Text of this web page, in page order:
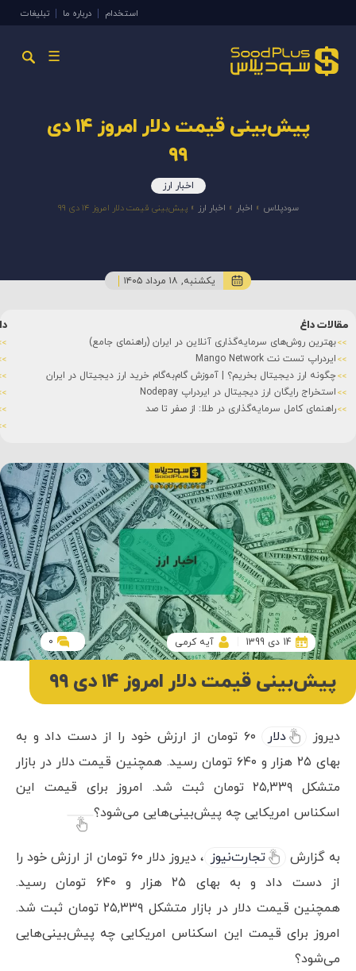
استخدام درباره ما تبلیغات
☰
پیش‌بینی قیمت دلار امروز ۱۴ دی
۹۹
اخبار ارز
سودپلاس » اخبار » اخبار ارز »پیش‌بینی قیمت دلار امروز ۱۴ دی ۹۹
یکشنبه, ۱۸ مرداد ۱۴۰۵
مقالات داغ
بهترین روش‌های سرمایه‌گذاری آنلاین در ایران (راهنمای جامع)
ایردراپ تست نت Mango Network
چگونه ارز دیجیتال بخریم؟ | آموزش گام‌به‌گام خرید ارز دیجیتال در ایران
استخراج رایگان ارز دیجیتال در ایردراپ Nodepay
راهنمای کامل سرمایه‌گذاری در طلا: از صفر تا صد
پیش‌بینی قیمت دلار امروز ۱۴ دی ۹۹
14 دی 1399 آیه کرمی 0
دیروز دلار
۶۰ تومان از ارزش خود را از دست داد و به
بهای ۲۵ هزار و ۶۴۰ تومان رسید. همچنین قیمت دلار در بازار
متشکل ۲۵,۳۳۹ تومان ثبت شد. امروز برای قیمت این
اسکناس امریکایی چه پیش‌بینی‌هایی می‌شود؟
به گزارش تجارت‌نیوز
، دیروز دلار ۶۰ تومان از ارزش خود را
از دست داد و به بهای ۲۵ هزار و ۶۴۰ تومان رسید.
همچنین قیمت دلار در بازار متشکل ۲۵,۳۳۹ تومان ثبت شد.
امروز برای قیمت این اسکناس امریکایی چه پیش‌بینی‌هایی
می‌شود؟